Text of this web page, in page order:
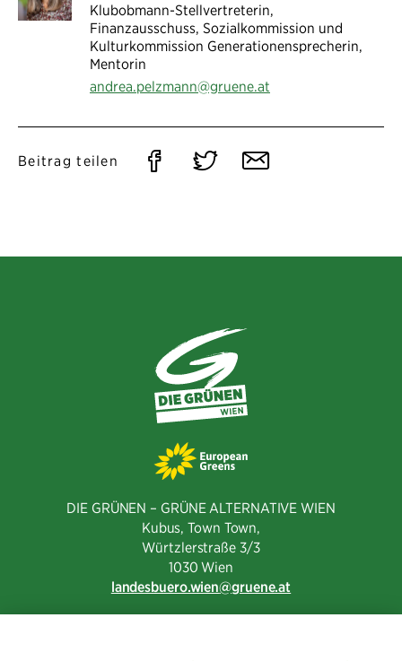
Klubobmann-Stellvertreterin,
Finanzausschuss, Sozialkommission und
Kulturkommission Generationensprecherin,
Mentorin
andrea.pelzmann@gruene.at
Beitrag teilen
Auf Auf Per
DIE GRÜNEN – GRÜNE ALTERNATIVE WIEN
Kubus, Town Town,
Würtzlerstraße 3/3​
1030 Wien
landesbuero.wien
gruene.at